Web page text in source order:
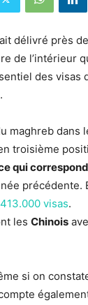
délivré près de
de l’intérieur
des visas
maghreb dans
troisième
qui
précédente.
visas.
les Chinois
si on